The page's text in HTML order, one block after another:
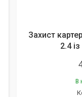
Захист
2.4
В